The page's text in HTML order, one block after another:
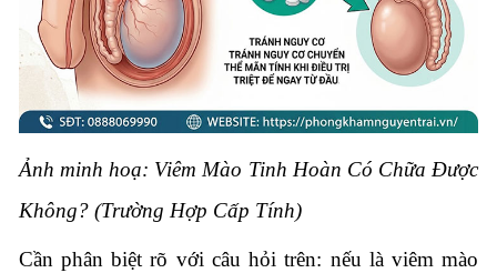
Ảnh minh hoạ: Viêm Mào Tinh Hoàn Có Chữa Được
Không? (Trường Hợp Cấp Tính)
Cần phân biệt rõ với câu hỏi trên: nếu là viêm mào